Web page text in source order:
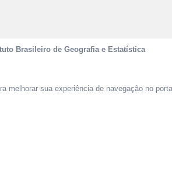
Brasileiro de Geografia e Estatística
melhorar sua experiência de navegação no